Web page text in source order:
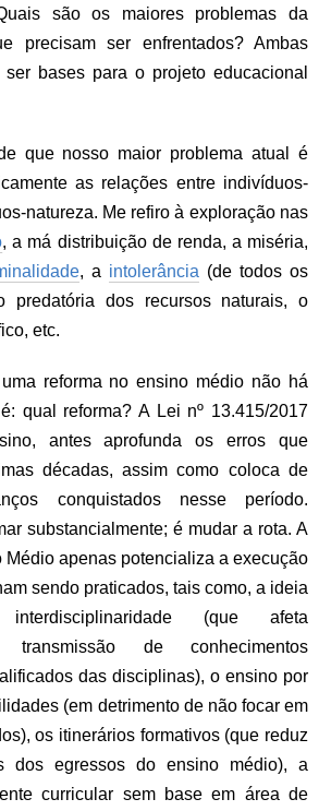
são os maiores problemas da
precisam ser enfrentados? Ambas
ser bases para o projeto educacional
que nosso maior problema atual é
as relações entre indivíduos-
natureza. Me refiro à exploração nas
, a má distribuição de renda, a miséria,
, a intolerância (de todos os
predatória dos recursos naturais, o
etc.
reforma no ensino médio não há
qual reforma? A Lei nº 13.415/2017
antes aprofunda os erros que
décadas, assim como coloca de
conquistados nesse período.
substancialmente; é mudar a rota. A
Médio apenas potencializa a execução
sendo praticados, tais como, a ideia
(que afeta
transmissão de conhecimentos
das disciplinas), o ensino por
(em detrimento de não focar em
os itinerários formativos (que reduz
dos egressos do ensino médio), a
curricular sem base em área de